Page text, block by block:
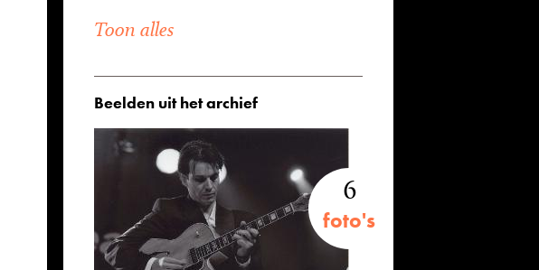
Toon alles
Beelden uit het archief
6
foto's